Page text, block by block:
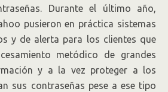
Durante el último año,
pusieron en práctica sistemas
y de alerta para los clientes que
metódico de grandes
y a la vez proteger a los
sus contraseñas pese a ese tipo